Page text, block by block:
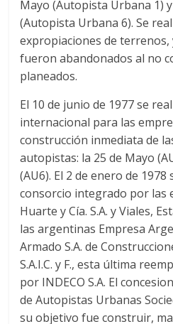
Mayo (Autopista Urbana 1)
(Autopista Urbana 6). Se
expropiaciones de terrenos,
fueron abandonados al no
planeados.
El 10 de junio de 1977 se
internacional para las
construcción inmediata de
autopistas: la 25 de Mayo
(AU6).​ El 2 de enero de
consorcio integrado por las
Huarte y Cía. S.A. y Viales,
las argentinas Empresa
Armado S.A. de
S.A.I.C. y F., esta última
por INDECO S.A.​ El
de Autopistas Urbanas
su objetivo fue construir,